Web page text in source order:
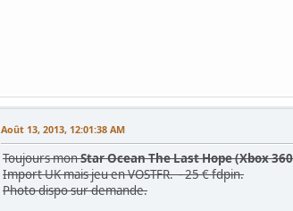
Août 13, 2013, 12:01:38 AM
Toujours monStar Ocean The Last Hope (Xbox
Import UK mais jeu en VOSTFR. - 25 € fdpin.
Photo dispo sur demande.